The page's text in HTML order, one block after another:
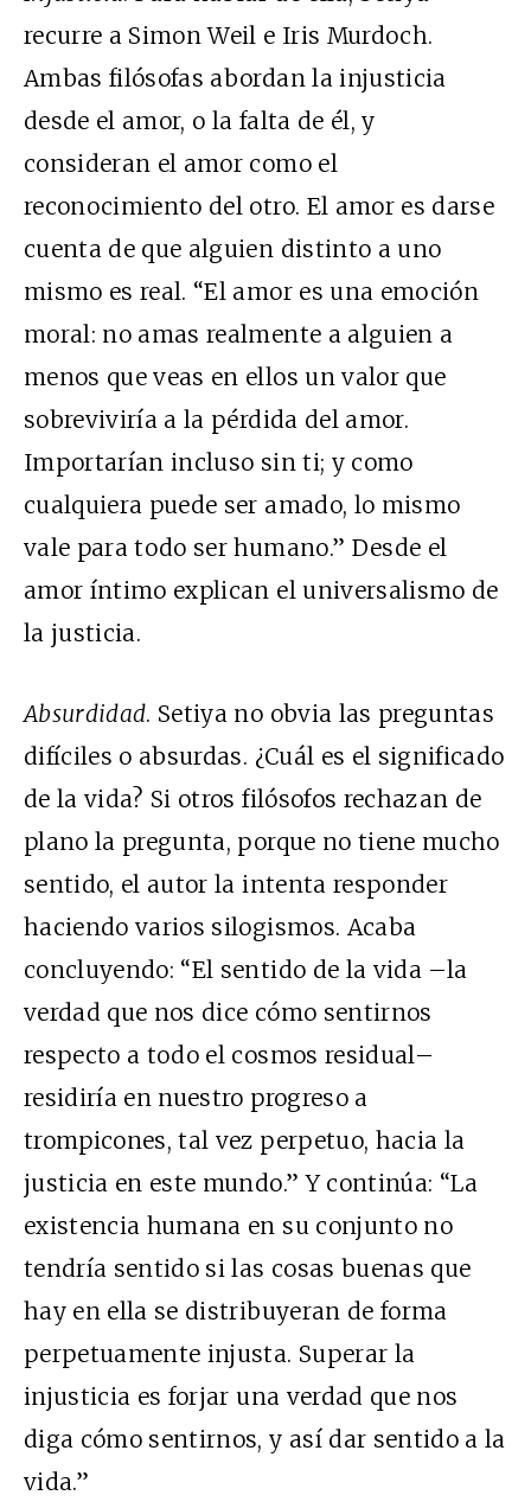
recurre a Simon Weil e Iris Murdoch.
Ambas filósofas abordan la injusticia
desde el amor, o la falta de él, y
consideran el amor como el
reconocimiento del otro. El amor es darse
cuenta de que alguien distinto a uno
mismo es real. “El amor es una emoción
moral: no amas realmente a alguien a
menos que veas en ellos un valor que
sobreviviría a la pérdida del amor.
Importarían incluso sin ti; y como
cualquiera puede ser amado, lo mismo
vale para todo ser humano.” Desde el
amor íntimo explican el universalismo de
la justicia.
Absurdidad. Setiya no obvia las preguntas
difíciles o absurdas. ¿Cuál es el significado
de la vida? Si otros filósofos rechazan de
plano la pregunta, porque no tiene mucho
sentido, el autor la intenta responder
haciendo varios silogismos. Acaba
concluyendo: “El sentido de la vida –la
verdad que nos dice cómo sentirnos
respecto a todo el cosmos residual–
residiría en nuestro progreso a
trompicones, tal vez perpetuo, hacia la
justicia en este mundo.” Y continúa: “La
existencia humana en su conjunto no
tendría sentido si las cosas buenas que
hay en ella se distribuyeran de forma
perpetuamente injusta. Superar la
injusticia es forjar una verdad que nos
diga cómo sentirnos, y así dar sentido a la
vida.”